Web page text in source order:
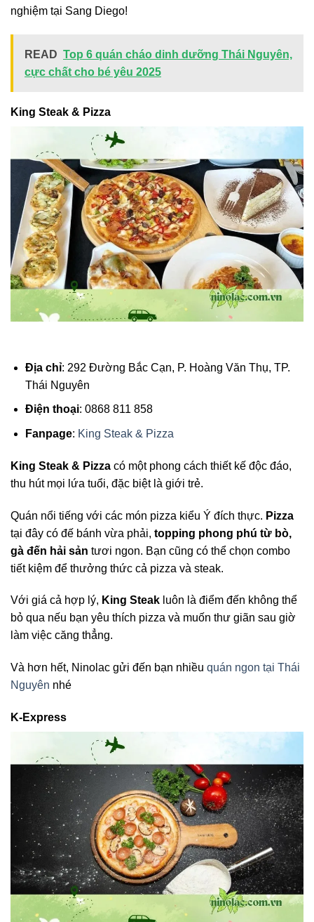
nghiệm tại Sang Diego!
READ Top 6 quán cháo dinh dưỡng Thái Nguyên,
cực chất cho bé yêu 2025
King Steak & Pizza
Địa chỉ: 292 Đường Bắc Cạn, P. Hoàng Văn Thụ, TP.
Thái Nguyên
Điện thoại: 0868 811 858
Fanpage: King Steak & Pizza
King Steak & Pizza có một phong cách thiết kế độc đáo,
thu hút mọi lứa tuổi, đặc biệt là giới trẻ.
Quán nổi tiếng với các món pizza kiểu Ý đích thực. Pizza
tại đây có đế bánh vừa phải, topping phong phú từ bò,
gà đến hải sản tươi ngon. Bạn cũng có thể chọn combo
tiết kiệm để thưởng thức cả pizza và steak.
Với giá cả hợp lý, King Steak luôn là điểm đến không thể
bỏ qua nếu bạn yêu thích pizza và muốn thư giãn sau giờ
làm việc căng thẳng.
Và hơn hết, Ninolac gửi đến bạn nhiều quán ngon tại Thái
Nguyên nhé
K-Express